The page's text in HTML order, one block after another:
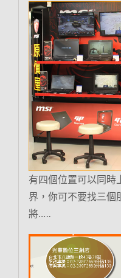
有四個位置可以同時
界，你可不要找三個
將…..